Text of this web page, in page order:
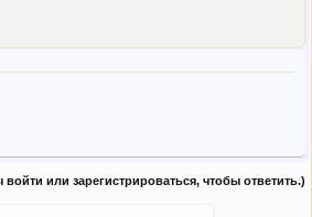
или зарегистрироваться, чтобы ответить.)